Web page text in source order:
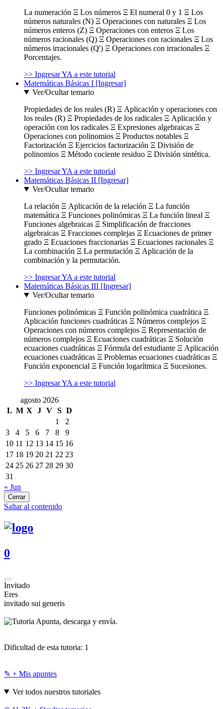
La numeración Ξ Los números Ξ El numeral 0 y 1 Ξ Los
números naturales (N) Ξ Operaciones con naturales Ξ Los
números enteros (Z) Ξ Operaciones con enteros Ξ Los
números racionales (Q) Ξ Operaciones con racionales Ξ Los
números irracionales (Q') Ξ Operaciones con irracionales Ξ
Porcentajes.
>> Ingresar YA a este tutorial
Matemáticas Básicas I [Ingresar]
Ver/Ocultar temario
Propiedades de los reales (R) Ξ Aplicación y operaciones con
los reales (R) Ξ Propiedades de los radicales Ξ Aplicación y
operación con los radicales Ξ Expresiones algebraicas Ξ
Operaciones con polinomios Ξ Productos notables Ξ
Factorización Ξ Ejercicios factorización Ξ División de
polinomios Ξ Método cociente residuo Ξ División sintética.
>> Ingresar YA a este tutorial
Matemáticas Básicas II [Ingresar]
Ver/Ocultar temario
La relación Ξ Aplicación de la relación Ξ La función
matemática Ξ Funciones polinómicas Ξ La función lineal Ξ
Funciones algebraicas Ξ Simplificación de fracciones
algebraicas Ξ Fracciones complejas Ξ Ecuaciones de primer
grado Ξ Ecuaciones fraccionarias Ξ Ecuaciones racionales Ξ
La combinación Ξ La permutación Ξ Aplicación de la
combinación y la permutación.
>> Ingresar YA a este tutorial
Matemáticas Básicas III [Ingresar]
Ver/Ocultar temario
Funciones polinómicas Ξ Función polinómica cuadrática Ξ
Aplicación funciones cuadráticas Ξ Números complejos Ξ
Operaciones con números complejos Ξ Representación de
números complejos Ξ Ecuaciones cuadráticas Ξ Solución
ecuaciones cuadráticas Ξ Fórmula del estudiante Ξ Aplicación
ecuaciones cuadráticas Ξ Problemas ecuaciones cuadráticas Ξ
Función exponencial Ξ Función logarítmica Ξ Sucesiones.
>> Ingresar YA a este tutorial
agosto 2026
L M X J V S D
1
2
3
4 5 6 7 8
9
10 11 12 13 14 15 16
17 18 19 20 21 22 23
24 25 26 27 28 29 30
31
« Jun
Cerrar
Saltar al contenido
0
Invitado
Eres
invitado sui generis
Apunta, descarga y envía.
Dificultad de esta tutoria: 1
✎ + Mis apuntes
Ver todos nuestros tutoriales